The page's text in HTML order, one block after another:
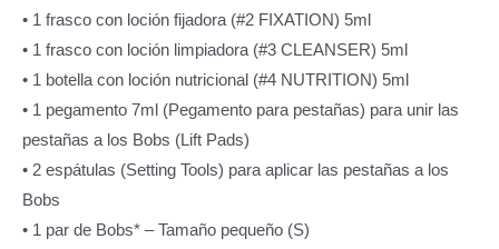
• 1 frasco con loción fijadora (#2 FIXATION) 5ml
• 1 frasco con loción limpiadora (#3 CLEANSER) 5ml
• 1 botella con loción nutricional (#4 NUTRITION) 5ml
• 1 pegamento 7ml (Pegamento para pestañas) para unir las
pestañas a los Bobs (Lift Pads)
• 2 espátulas (Setting Tools) para aplicar las pestañas a los
Bobs
• 1 par de Bobs* – Tamaño pequeño (S)